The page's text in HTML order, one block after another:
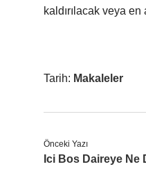
kaldırılacak veya
Tarih: Makaleler
Önceki Yazı
Ici Bos Daireye Ne